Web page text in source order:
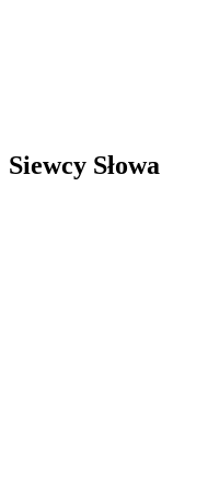
Siewcy Słowa